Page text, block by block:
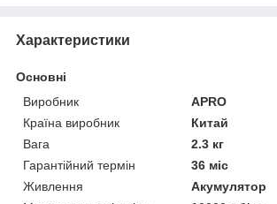
Характеристики
Основні
Виробник
APRO
Країна виробник
Китай
Вага
2.3 кг
Гарантійний термін
36 міс
Живлення
Акумулятор